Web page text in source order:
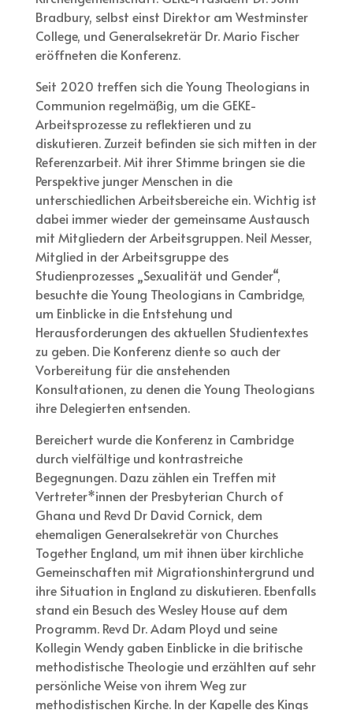
Bradbury, selbst einst Direktor am Westminster
College, und Generalsekretär Dr. Mario Fischer
eröffneten die Konferenz.
Seit 2020 treffen sich die Young Theologians in
Communion regelmäßig, um die GEKE-
Arbeitsprozesse zu reflektieren und zu
diskutieren. Zurzeit befinden sie sich mitten in der
Referenzarbeit. Mit ihrer Stimme bringen sie die
Perspektive junger Menschen in die
unterschiedlichen Arbeitsbereiche ein. Wichtig ist
dabei immer wieder der gemeinsame Austausch
mit Mitgliedern der Arbeitsgruppen. Neil Messer,
Mitglied in der Arbeitsgruppe des
Studienprozesses „Sexualität und Gender“,
besuchte die Young Theologians in Cambridge,
um Einblicke in die Entstehung und
Herausforderungen des aktuellen Studientextes
zu geben. Die Konferenz diente so auch der
Vorbereitung für die anstehenden
Konsultationen, zu denen die Young Theologians
ihre Delegierten entsenden.
Bereichert wurde die Konferenz in Cambridge
durch vielfältige und kontrastreiche
Begegnungen. Dazu zählen ein Treffen mit
Vertreter*innen der Presbyterian Church of
Ghana und Revd Dr David Cornick, dem
ehemaligen Generalsekretär von Churches
Together England, um mit ihnen über kirchliche
Gemeinschaften mit Migrationshintergrund und
ihre Situation in England zu diskutieren. Ebenfalls
stand ein Besuch des Wesley House auf dem
Programm. Revd Dr. Adam Ployd und seine
Kollegin Wendy gaben Einblicke in die britische
methodistische Theologie und erzählten auf sehr
persönliche Weise von ihrem Weg zur
methodistischen Kirche. In der Kapelle des Kings